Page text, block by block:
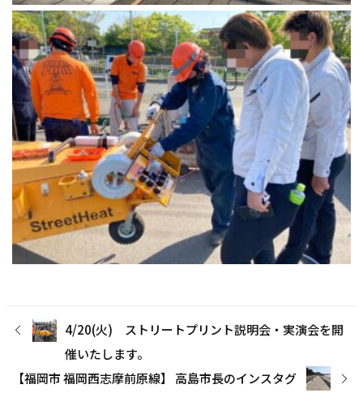
4/20(火) ストリートプリント説明会・実演会を開
催いたします。
【福岡市 福岡西志摩前原線】 高島市長のインスタグ